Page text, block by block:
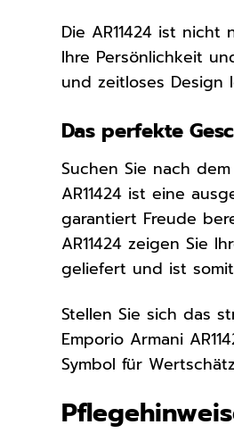
Die AR11424 ist
Ihre Persönlichkeit
und zeitloses Design
Das perfekte
Suchen Sie nach
AR11424 ist eine
garantiert Freude
AR11424 zeigen Sie
geliefert und ist
Stellen Sie sich das
Emporio Armani
Symbol für